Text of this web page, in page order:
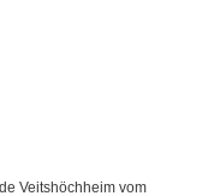
Veitshöchheim vom